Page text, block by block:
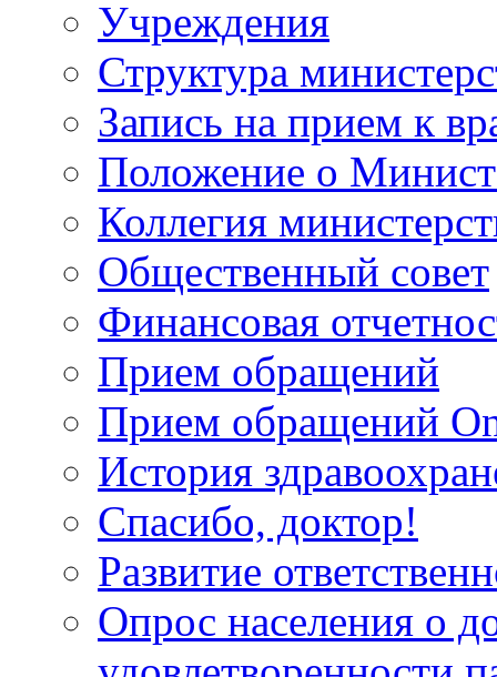
Учреждения
Структура
Запись на прием к
Положение о
Коллегия
Общественный совет
Финансовая
Прием обращений
Прием обращений
История
Спасибо, доктор!
Развитие
Опрос населения о